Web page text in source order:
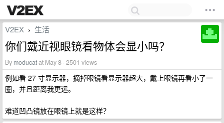
V2EX › 生活
你们戴近视眼镜看物体会显小吗？
By moducatat May 8 · 2501 views
例如看 27 寸显示器，摘掉眼镜看显示器超大，戴上眼镜再看小了一
圈，并且距离我更远。
难道凹凸镜放在眼镜上就是这样？